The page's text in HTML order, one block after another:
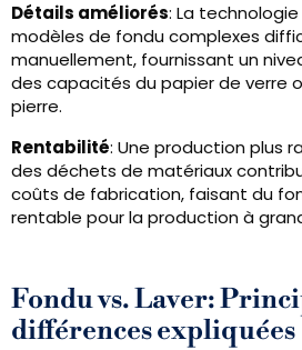
Détails améliorés: La
modèles de fondu complexes
manuellement, fournissant un
des capacités du papier de verre
pierre.
Rentabilité: Une production plus
des déchets de matériaux
coûts de fabrication, faisant du
rentable pour la production à
Fondu vs. Laver:
différences expliquées